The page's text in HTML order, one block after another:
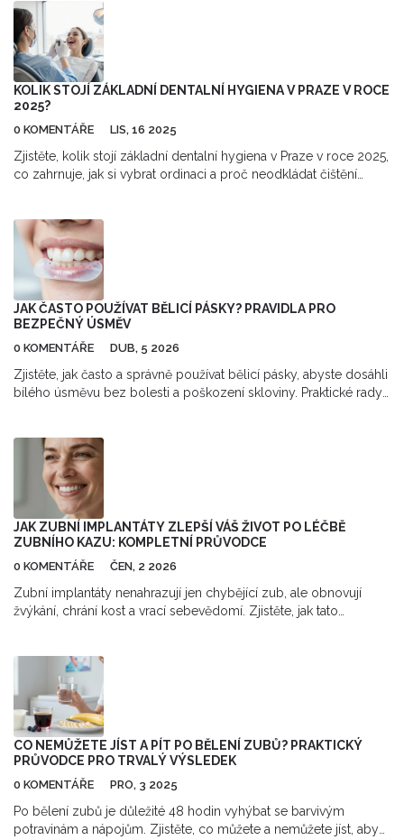
KOLIK STOJÍ ZÁKLADNÍ DENTALNÍ HYGIENA V PRAZE V ROCE
2025?
0 KOMENTÁŘE LIS, 16 2025
Zjistěte, kolik stojí základní dentalní hygiena v Praze v roce 2025,
co zahrnuje, jak si vybrat ordinaci a proč neodkládat čištění
JAK ČASTO POUŽÍVAT BĚLICÍ PÁSKY? PRAVIDLA PRO
BEZPEČNÝ ÚSMĚV
0 KOMENTÁŘE DUB, 5 2026
Zjistěte, jak často a správně používat bělicí pásky, abyste dosáhli
bílého úsměvu bez bolesti a poškození skloviny. Praktické rady
JAK ZUBNÍ IMPLANTÁTY ZLEPŠÍ VÁŠ ŽIVOT PO LÉČBĚ
ZUBNÍHO KAZU: KOMPLETNÍ PRŮVODCE
0 KOMENTÁŘE ČEN, 2 2026
Zubní implantáty nenahrazují jen chybějící zub, ale obnovují
žvýkání, chrání kost a vrací sebevědomí. Zjistěte, jak tato
CO NEMŮŽETE JÍST A PÍT PO BĚLENÍ ZUBŮ? PRAKTICKÝ
PRŮVODCE PRO TRVALÝ VÝSLEDEK
0 KOMENTÁŘE PRO, 3 2025
Po bělení zubů je důležité 48 hodin vyhýbat se barvivým
potravinám a nápojům. Zjistěte, co můžete a nemůžete jíst, aby